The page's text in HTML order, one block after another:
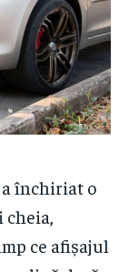
închiriat o
cheia,
ce afișajul